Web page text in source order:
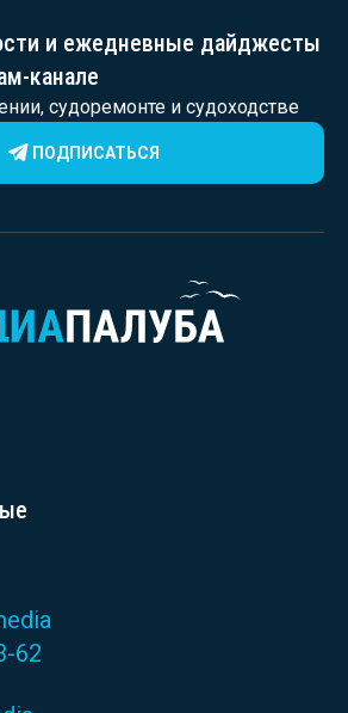
и ежедневные дайджесты
канале
судоремонте и судоходстве
ПОДПИСАТЬСЯ
62